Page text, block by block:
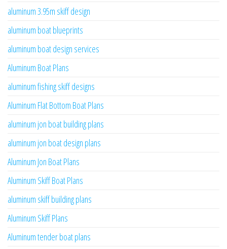
aluminum 3.95m skiff design
aluminum boat blueprints
aluminum boat design services
Aluminum Boat Plans
aluminum fishing skiff designs
Aluminum Flat Bottom Boat Plans
aluminum jon boat building plans
aluminum jon boat design plans
Aluminum Jon Boat Plans
Aluminum Skiff Boat Plans
aluminum skiff building plans
Aluminum Skiff Plans
Aluminum tender boat plans